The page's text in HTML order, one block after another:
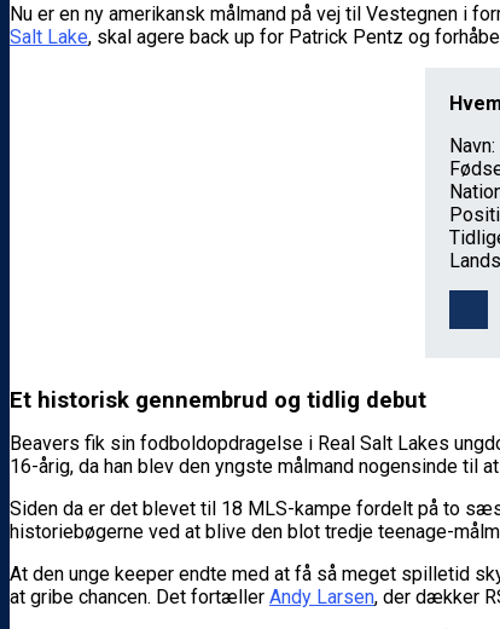
Nu er en ny amerikansk målmand på vej til Vestegnen i
Salt Lake, skal agere back up for Patrick Pentz og
Et historisk gennembrud og tidlig debut
Beavers fik sin fodboldopdragelse i Real Salt Lakes
16-årig, da han blev den yngste målmand nogensinde til
Siden da er det blevet til 18 MLS-kampe fordelt på to
historiebøgerne ved at blive den blot tredje teenage-
At den unge keeper endte med at få så meget spilletid
at gribe chancen. Det fortæller Andy Larsen, der dækker